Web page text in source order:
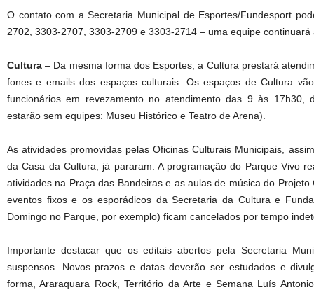
O contato com a Secretaria Municipal de Esportes/Fundesport
2702, 3303-2707, 3303-2709 e 3303-2714 – uma equipe
Cultura – Da mesma forma dos Esportes, a Cultura prestará
fones e emails dos espaços culturais. Os espaços de Cultura
funcionários em revezamento no atendimento das 9 às 17h30,
estarão sem equipes: Museu Histórico e Teatro de Arena).
As atividades promovidas pelas Oficinas Culturais Municipais,
da Casa da Cultura, já pararam. A programação do Parque Vivo
atividades na Praça das Bandeiras e as aulas de música do
eventos fixos e os esporádicos da Secretaria da Cultura e
Domingo no Parque, por exemplo) ficam cancelados por tempo
Importante destacar que os editais abertos pela Secretaria
suspensos. Novos prazos e datas deverão ser estudados e
forma, Araraquara Rock, Território da Arte e Semana Luís